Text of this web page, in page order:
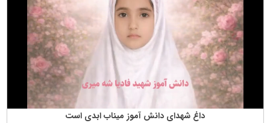
داغ شهدای دانش آموز میناب ابدی است